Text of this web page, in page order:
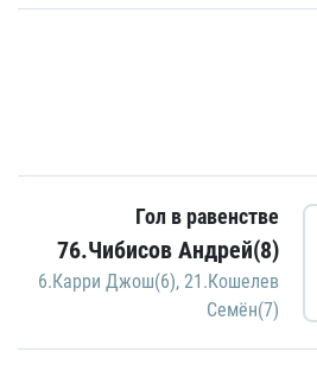
Гол в равенстве
76.Чибисов Андрей(8)
6.Карри Джош(6), 21.Кошелев
Семён(7)